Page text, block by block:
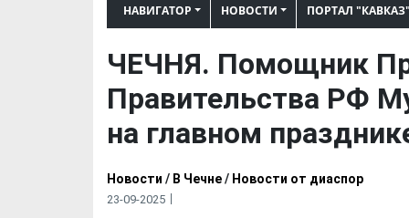
НАВИГАТОР НОВОСТИ ПОРТАЛ "КАВКАЗ"
ЧЕЧНЯ. Помощник
Правительства РФ
на главном
Новости / В Чечне/ Новости от диаспор
23-09-2025